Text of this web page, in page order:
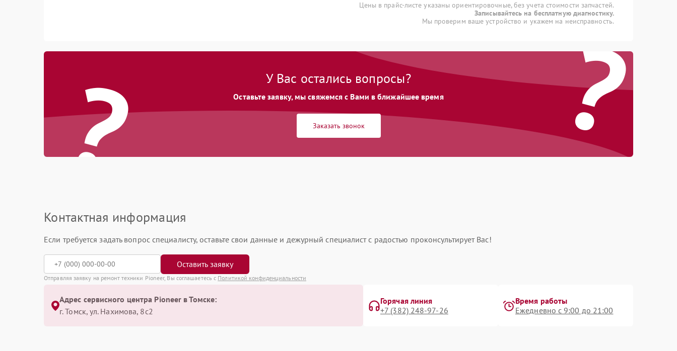
Цены в прайс-листе указаны ориентировочные, без учета стоимости запчастей.
Записывайтесь на бесплатную диагностику.
Мы проверим ваше устройство и укажем на неисправность.
? ?
У Вас остались вопросы?
Оставьте заявку, мы свяжемся с Вами в ближайшее время
Заказать звонок
Контактная информация
Если требуется задать вопрос специалисту, оставьте свои данные и дежурный специалист с радостью проконсультирует Вас!
Оставить заявку
Отправляя заявку на ремонт техники Pioneer, Вы соглашаетесь с Политикой конфиденциальности
Адрес сервисного центра Pioneer в Томске:
г. Томск, ул. Нахимова, 8с2
Горячая линия
+7 (382) 248-97-26
Время работы
Ежедневно с 9:00 до 21:00